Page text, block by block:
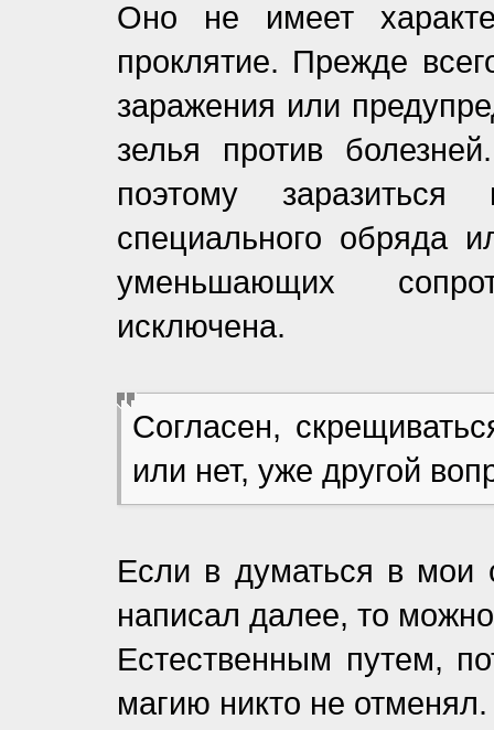
Оно не имеет
проклятие. Прежде
заражения или
зелья против
поэтому
специального обряда
уменьшающих
исключена.
Согласен,
или нет, уже другой
Если в думаться в мои
написал далее, то
Естественным путем,
магию никто не отменял.